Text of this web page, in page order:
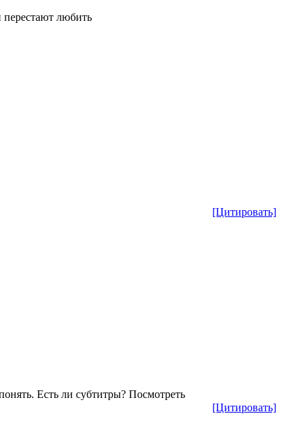
перестают любить
[Цитировать]
[Цитировать]
Есть ли субтитры? Посмотреть